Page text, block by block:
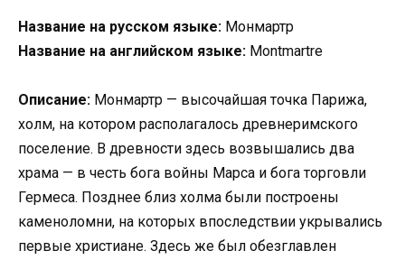
Название на русском языке: Монмартр
Название на английском языке: Montmartre
Описание: Монмартр — высочайшая точка Парижа,
холм, на котором располагалось древнеримского
поселение. В древности здесь возвышались два
храма — в честь бога войны Марса и бога торговли
Гермеса. Позднее близ холма были построены
каменоломни, на которых впоследствии укрывались
первые христиане. Здесь же был обезглавлен